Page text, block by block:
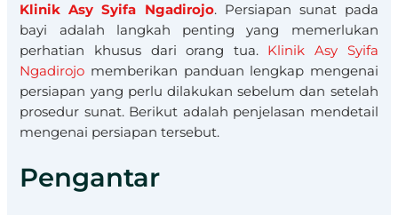
Klinik Asy Syifa Ngadirojo. Persiapan sunat pada
bayi adalah langkah penting yang memerlukan
perhatian khusus dari orang tua. Klinik Asy Syifa
Ngadirojo memberikan panduan lengkap mengenai
persiapan yang perlu dilakukan sebelum dan setelah
prosedur sunat. Berikut adalah penjelasan mendetail
mengenai persiapan tersebut.
Pengantar